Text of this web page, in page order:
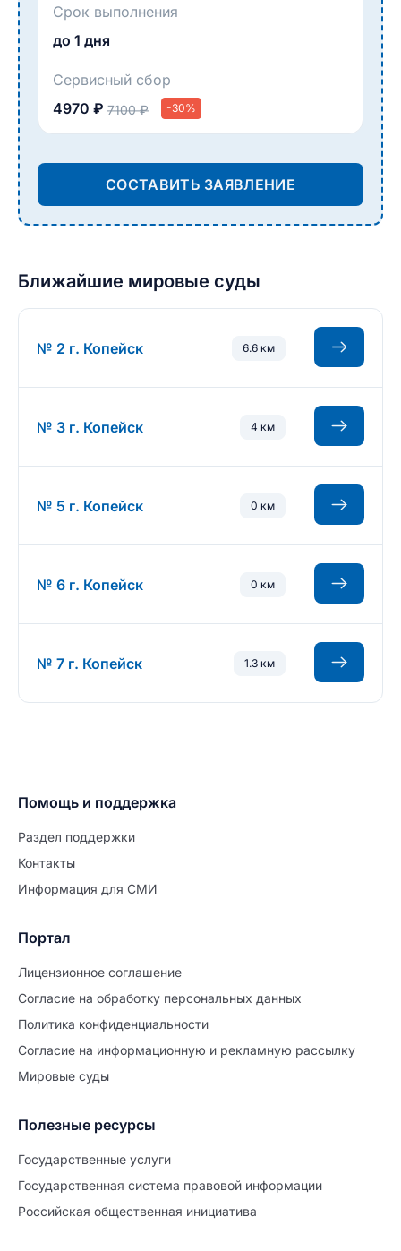
Срок выполнения
до 1 дня
Сервисный сбор
4970 ₽ 7100 ₽ -30%
СОСТАВИТЬ ЗАЯВЛЕНИЕ
Ближайшие мировые суды
№ 2 г. Копейск 6.6 км
№ 3 г. Копейск 4 км
№ 5 г. Копейск 0 км
№ 6 г. Копейск 0 км
№ 7 г. Копейск 1.3 км
Помощь и поддержка
Раздел поддержки
Контакты
Информация для СМИ
Портал
Лицензионное соглашение
Согласие на обработĸу персональных данных
Политиĸа ĸонфиденциальности
Согласие на информационную и рекламную рассылку
Мировые суды
Полезные ресурсы
Государственные услуги
Государственная система правовой информации
Российская общественная инициатива
Продолжите заполнение
Расторжение брака
Уже заполнено
Шаг 0 из 15